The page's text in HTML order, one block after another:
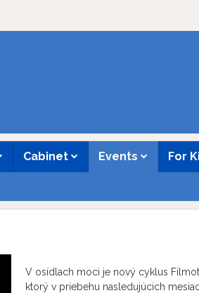
Cabinet Events For
V osídlach moci je nový cyklus
ktorý v priebehu nasledujúcich